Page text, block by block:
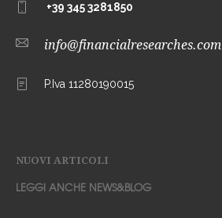
+39 345 3281850
info@financialresearches.com
P.Iva 11280190015
NUOVI ARTICOLI
LEGGI ANCHE NEWS&BLOG